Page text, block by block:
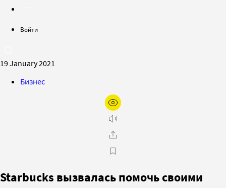
Войти
19 January 2021
Бизнес
Starbucks вызвалась помочь своими